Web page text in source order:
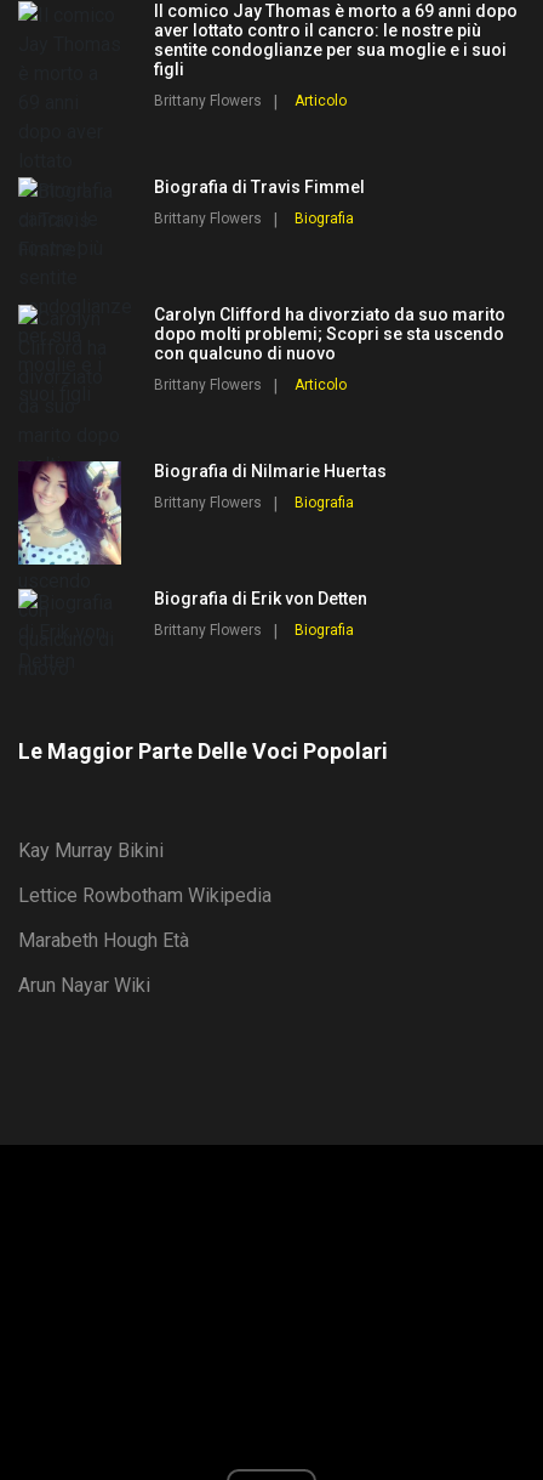
Il comico Jay Thomas è morto a 69 anni dopo
aver lottato contro il cancro: le nostre più
sentite condoglianze per sua moglie e i suoi
figli
Brittany Flowers Articolo
Biografia di Travis Fimmel
Brittany Flowers Biografia
Carolyn Clifford ha divorziato da suo marito
dopo molti problemi; Scopri se sta uscendo
con qualcuno di nuovo
Brittany Flowers Articolo
Biografia di Nilmarie Huertas
Brittany Flowers Biografia
Biografia di Erik von Detten
Brittany Flowers Biografia
Le Maggior Parte Delle Voci Popolari
Kay Murray Bikini
Lettice Rowbotham Wikipedia
Marabeth Hough Età
Arun Nayar Wiki